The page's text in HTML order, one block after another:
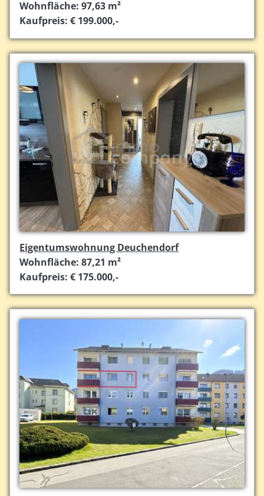
Wohnfläche: 97,63 m²
Kaufpreis: € 199.000,-
Eigentumswohnung Deuchendorf
Wohnfläche: 87,21 m²
Kaufpreis: € 175.000,-